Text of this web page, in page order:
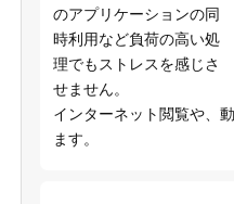
のアプリケーションの同
時利用など負荷の高い処
理でもストレスを感じさ
せません。
インターネット閲覧や、
ます。